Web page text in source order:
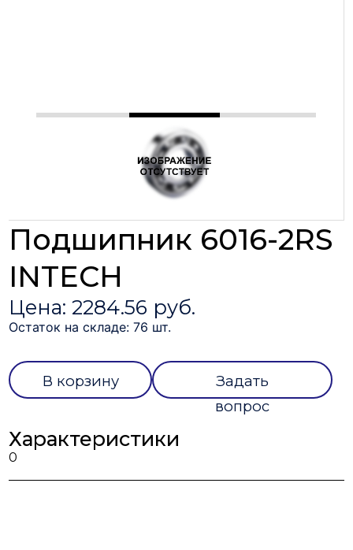
Подшипник 6016-2RS
INTECH
Цена: 2284.56 руб.
Остаток на складе: 76 шт.
В корзину
Задать
вопрос
Характеристики
0